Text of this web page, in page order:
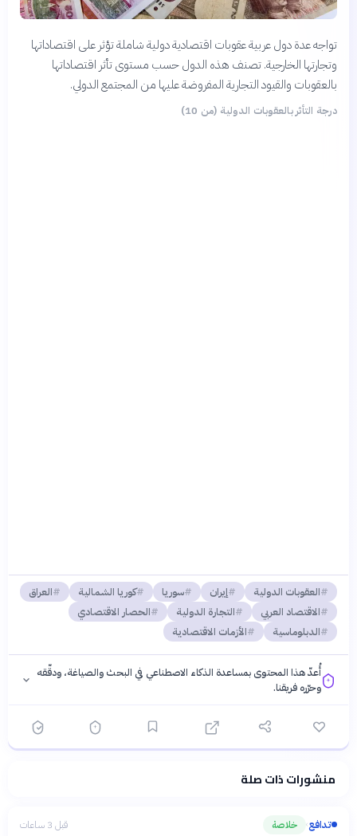
تواجه عدة دول عربية عقوبات اقتصادية دولية شاملة تؤثر على اقتصاداتها
وتجارتها الخارجية. تصنف هذه الدول حسب مستوى تأثر اقتصاداتها
بالعقوبات والقيود التجارية المفروضة عليها من المجتمع الدولي.
درجة التأثر بالعقوبات الدولية (من 10)
العقوبات الدولية إيران سوريا كوريا الشمالية
العراق
الاقتصاد العربي
التجارة الدولية
الحصار الاقتصادي
الدبلوماسية
الأزمات الاقتصادية
أُعدّ هذا المحتوى بمساعدة الذكاء الاصطناعي في البحث والصياغة، ودقّقه
وحرّره فريقنا.
فلسفتنا المعرفية· سياسة الذكاء الاصطناعيمنشورات ذات صلة
تدافع› خلاصة قبل 3 ساعات